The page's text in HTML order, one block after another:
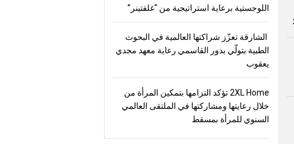
اللوجستية برعاية استراتيجية من “غلفتينر”
الشارقة تعزّز شراكتها العالمية في البحوث
الطبية بتولّي بدور القاسمي رعاية معهد مجدي
يعقوب
2XL Home تؤكد التزامها بتمكين المرأة من
خلال رعايتها ومشاركتها في الملتقى العالمي
السنوي للمرأة بمسقط